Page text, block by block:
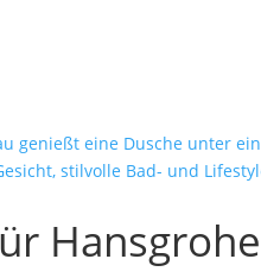
Hansgrohe